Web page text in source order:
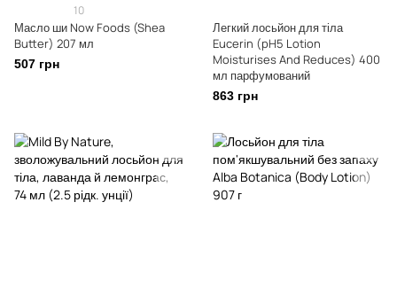
10
Масло ши Now Foods (Shea
Butter) 207 мл
507 грн
Легкий лосьйон для тіла
Eucerin (pH5 Lotion
Moisturises And Reduces) 400
мл парфумований
863 грн